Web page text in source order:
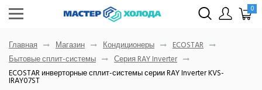
0
Главная Магазин Кондиционеры
ECOSTAR
Бытовые сплит-системы
Серия RAY Inverter
ECOSTAR инверторные сплит-системы серии RAY Inverter KVS-
IRAY07ST